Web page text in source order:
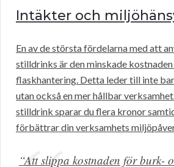
Intäkter och
En av de största fördelarna med att
stilldrinks är den minskade
flaskhantering. Detta leder till inte
utan också en mer hållbar
stilldrink sparar du flera kronor
förbättrar din verksamhets
“Att slippa kostnaden för burk-